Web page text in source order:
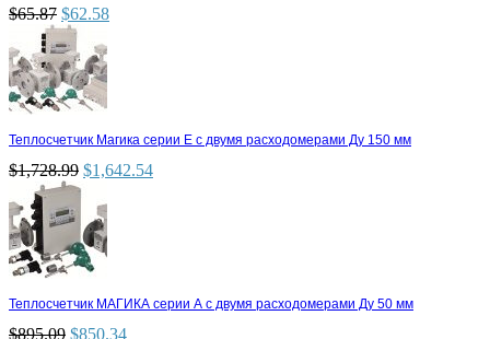
$65.87 $62.58
Теплосчетчик Магика серии Е с двумя расходомерами Ду 150 мм
$1,728.99 $1,642.54
Теплосчетчик МАГИКА серии А с двумя расходомерами Ду 50 мм
$895.09 $850.34